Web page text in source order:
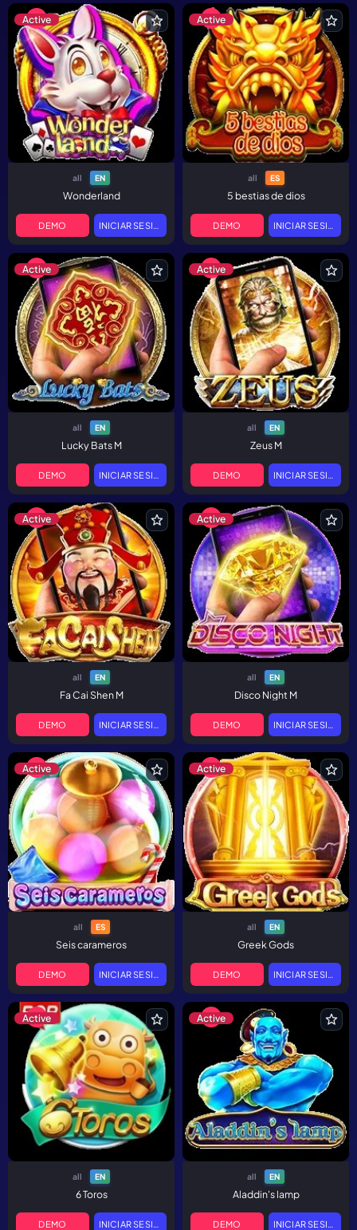
Active
all EN
Wonderland
DEMO INICIAR SESIÓN
Active
all ES
5 bestias de dios
DEMO INICIAR SESIÓN
Active
all EN
Lucky Bats M
DEMO INICIAR SESIÓN
Active
all EN
Zeus M
DEMO INICIAR SESIÓN
Active
all EN
Fa Cai Shen M
DEMO INICIAR SESIÓN
Active
all EN
Disco Night M
DEMO INICIAR SESIÓN
Active
all ES
Seis carameros
DEMO INICIAR SESIÓN
Active
all EN
Greek Gods
DEMO INICIAR SESIÓN
Active
all EN
6 Toros
DEMO INICIAR SESIÓN
Active
all EN
Aladdin's lamp
DEMO INICIAR SESIÓN